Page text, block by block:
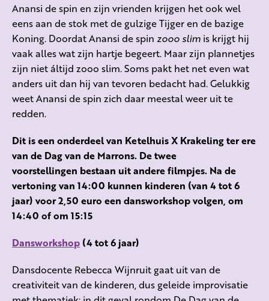
Anansi de spin en zijn vrienden krijgen het ook wel
eens aan de stok met de gulzige Tijger en de bazige
Koning. Doordat Anansi de spin zooo slim is krijgt hij
vaak alles wat zijn hartje begeert. Maar zijn plannetjes
zijn niet áltijd zooo slim. Soms pakt het net even wat
anders uit dan hij van tevoren bedacht had. Gelukkig
weet Anansi de spin zich daar meestal weer uit te
redden.
Dit is een onderdeel van Ketelhuis X Krakeling ter ere
van de Dag van de Marrons. De twee
voorstellingen bestaan uit andere filmpjes. Na de
vertoning van 14:00 kunnen kinderen (van 4 tot 6
jaar) voor 2,50 euro een dansworkshop volgen, om
14:40 of om 15:15
Dansworkshop (4 tot 6 jaar)
Dansdocente Rebecca Wijnruit gaat uit van de
creativiteit van de kinderen, dus geleide improvisatie